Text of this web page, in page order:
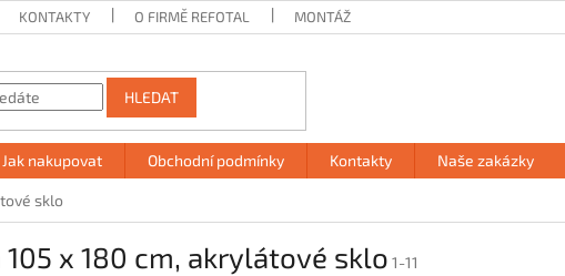
KONTAKTY O FIRMĚ REFOTAL MONTÁŽE
HLEDAT
Jak nakupovat Obchodní podmínky Kontakty Naše zakázky
sklo
x 180 cm, akrylátové sklo 1-11